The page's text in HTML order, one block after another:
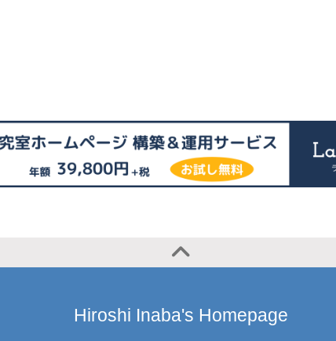
Hiroshi Inaba's Homepage